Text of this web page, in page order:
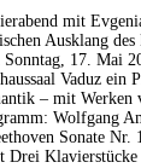
mit
Ausklang
17. Mai
Vaduz ein
– mit Werken
Wolfgang
Sonate Nr.
Drei